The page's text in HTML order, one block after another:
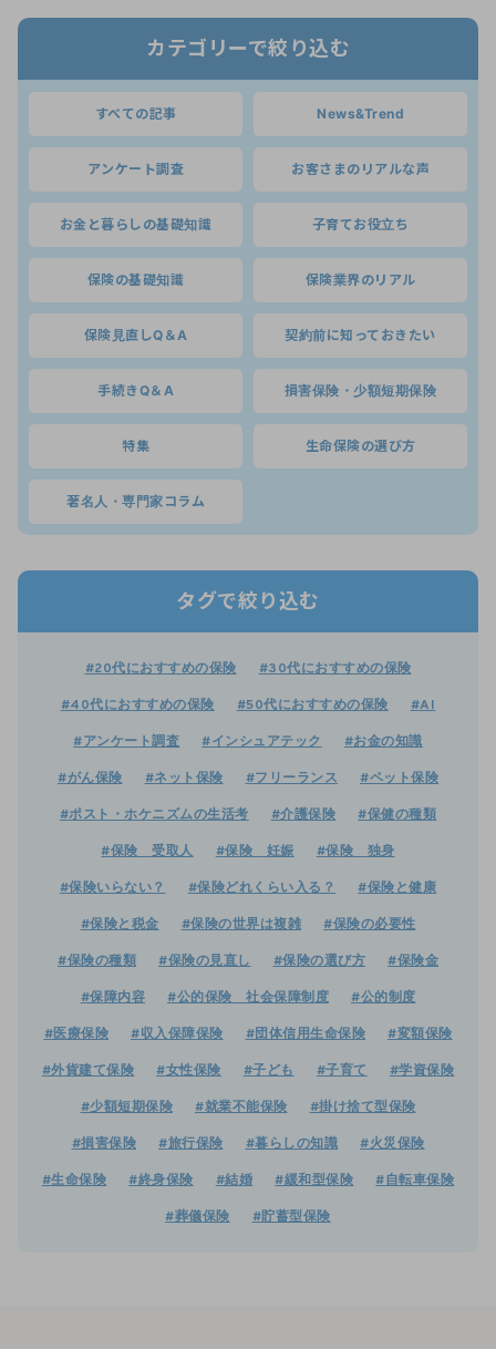
カテゴリーで絞り込む
すべての記事 News&Trend
アンケート調査 お客さまのリアルな声
お金と暮らしの基礎知識 子育てお役立ち
保険の基礎知識 保険業界のリアル
保険見直しQ＆A 契約前に知っておきたい
手続きQ＆A 損害保険・少額短期保険
特集 生命保険の選び方
著名人・専門家コラム
タグで絞り込む
#20代におすすめの保険 #30代におすすめの保険
#40代におすすめの保険 #50代におすすめの保険 #AI
#アンケート調査 #インシュアテック #お金の知識
#がん保険 #ネット保険 #フリーランス #ペット保険
#ポスト・ホケニズムの生活考 #介護保険 #保健の種類
#保険 受取人 #保険 妊娠 #保険 独身
#保険いらない？ #保険どれくらい入る？ #保険と健康
#保険と税金 #保険の世界は複雑 #保険の必要性
#保険の種類 #保険の見直し #保険の選び方 #保険金
#保障内容 #公的保険 社会保障制度 #公的制度
#医療保険 #収入保障保険 #団体信用生命保険 #変額保険
#外貨建て保険 #女性保険 #子ども #子育て #学資保険
#少額短期保険 #就業不能保険 #掛け捨て型保険
#損害保険 #旅行保険 #暮らしの知識 #火災保険
#生命保険 #終身保険 #結婚 #緩和型保険 #自転車保険
#葬儀保険 #貯蓄型保険